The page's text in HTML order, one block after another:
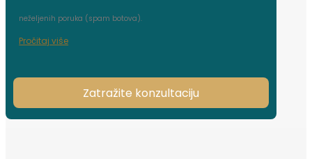
neželjenih poruka (spam botova).
Pročitaj više